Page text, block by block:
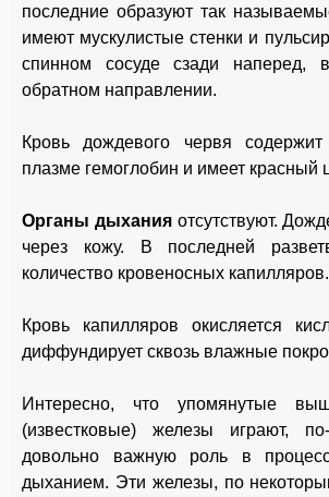
последние образуют так
имеют мускулистые стенки и
спинном сосуде сзади
обратном направлении.
Кровь дождевого червя
плазме гемоглобин и имеет красный
Органы дыханияотсутствуют.
через кожу. В последней
количество кровеносных капилляров.
Кровь капилляров окисляется
диффундирует сквозь влажные
Интересно, что упомянутые
(известковые) железы играют,
довольно важную роль в
дыханием. Эти железы, по